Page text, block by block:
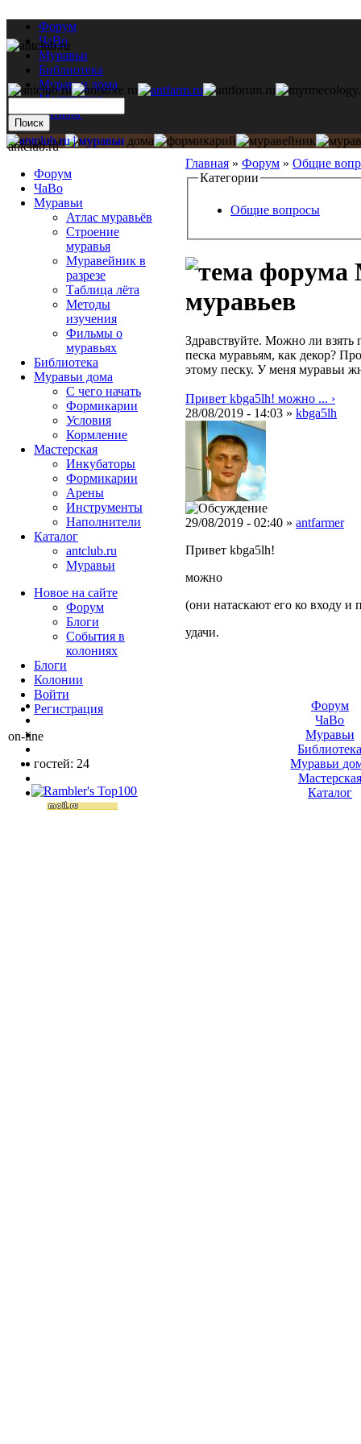
Форум
ЧаВо
Муравьи
Библиотека
Муравьи дома
Мастерская
Каталог
Главная » Форум » Общие
Категории
Общие вопросы
муравьев
Здравствуйте. Можно ли взять
песка муравьям, как декор?
этому песку. У меня муравьи
Привет kbga5lh! можно ... ›
28/08/2019 - 14:03 » kbga5lh
29/08/2019 - 02:40 » antfarmer
Привет kbga5lh!
можно
(они натаскают его ко входу и
удачи.
antclub.ru
Форум
ЧаВо
Муравьи
Атлас муравьёв
Строение
муравья
Муравейник в
разрезе
Таблица лёта
Методы
изучения
Фильмы о
муравьях
Библиотека
Муравьи дома
С чего начать
Формикарии
Условия
Кормление
Мастерская
Инкубаторы
Формикарии
Арены
Инструменты
Наполнители
Каталог
antclub.ru
Муравьи
Новое на сайте
Форум
Блоги
События в
колониях
Блоги
Колонии
Войти
Peгиcтpaция
on-line
гостей: 24
Форум
ЧаВо
Муравьи
Муравьи
Мастерская
Каталог